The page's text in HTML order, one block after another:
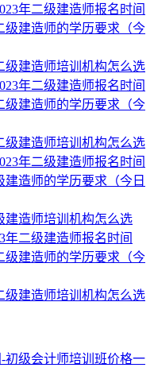
年二级建造师报名时间
级建造师的学历要求（今
级建造师培训机构怎么选
年二级建造师报名时间
级建造师的学历要求（今
级建造师培训机构怎么选
年二级建造师报名时间
造师的学历要求（今日
建造师培训机构怎么选
年二级建造师报名时间
级建造师的学历要求（今
级建造师培训机构怎么选
初级会计师培训班价格一